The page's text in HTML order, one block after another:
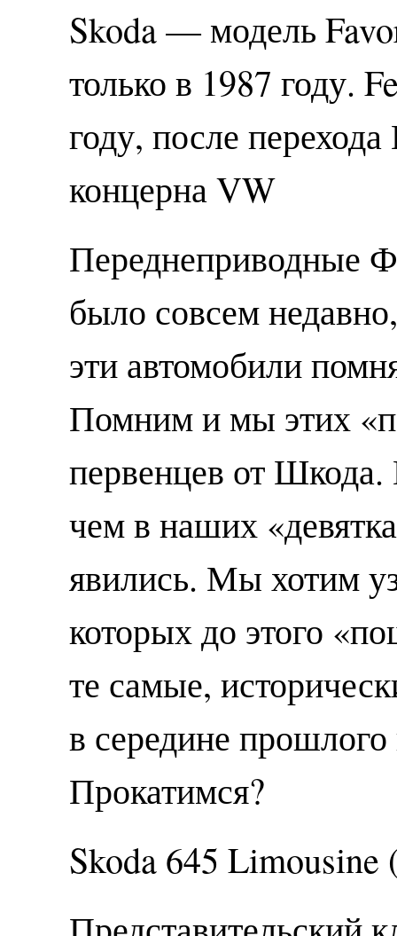
Skoda — модель
только в 1987 году.
году, после
концерна VW
Переднеприводные
было совсем
эти автомобили
Помним и мы этих
первенцев от
чем в наших
явились. Мы хотим
которых до этого
те самые,
в середине
Прокатимся?
Skoda 645 Limousine